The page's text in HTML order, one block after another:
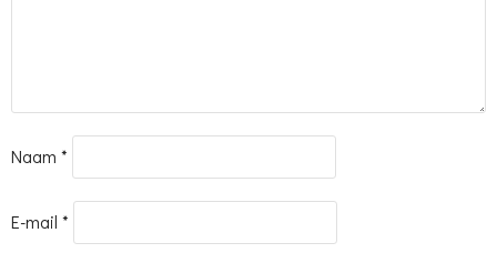
Naam *
E-mail *